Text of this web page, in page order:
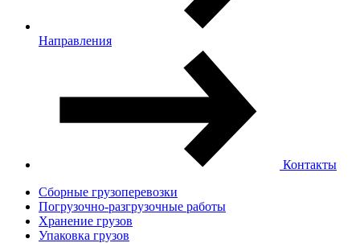
Направления
Контакты
Сборные грузоперевозки
Погрузочно-разгрузочные работы
Хранение грузов
Упаковка грузов